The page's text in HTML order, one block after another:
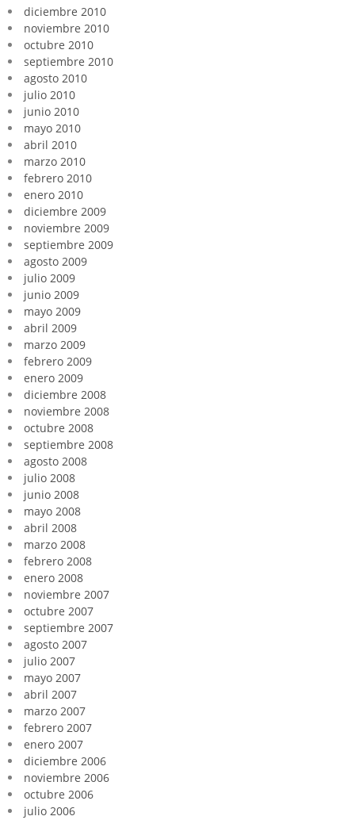
diciembre 2010
noviembre 2010
octubre 2010
septiembre 2010
agosto 2010
julio 2010
junio 2010
mayo 2010
abril 2010
marzo 2010
febrero 2010
enero 2010
diciembre 2009
noviembre 2009
septiembre 2009
agosto 2009
julio 2009
junio 2009
mayo 2009
abril 2009
marzo 2009
febrero 2009
enero 2009
diciembre 2008
noviembre 2008
octubre 2008
septiembre 2008
agosto 2008
julio 2008
junio 2008
mayo 2008
abril 2008
marzo 2008
febrero 2008
enero 2008
noviembre 2007
octubre 2007
septiembre 2007
agosto 2007
julio 2007
mayo 2007
abril 2007
marzo 2007
febrero 2007
enero 2007
diciembre 2006
noviembre 2006
octubre 2006
julio 2006